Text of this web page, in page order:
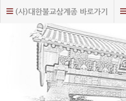
메
뉴
문
내
(사)대한불교삼계종 바로가기